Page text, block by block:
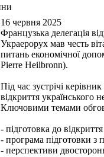
16 червня 2025
Французька делегація
Украерорух мав честь
питань економічної
Pierre Heilbronn).
Під час зустрічі
відкриття українського
Ключовими темами
- підготовка до
- програма підготовки з
- перспективи